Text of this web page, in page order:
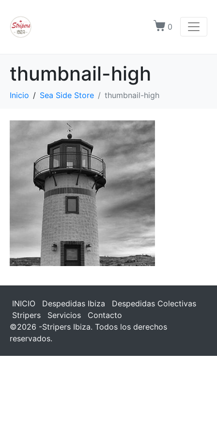
0
thumbnail-high
Inicio Sea Side Store thumbnail-high
INICIO Despedidas Ibiza
Despedidas Colectivas
Stripers
Servicios
Contacto
©2026 -Stripers Ibiza. Todos los derechos
reservados.